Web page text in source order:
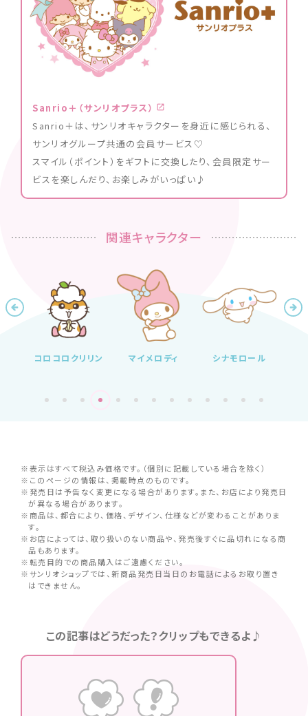
Sanrio＋（サンリオプラス）
Sanrio＋は、サンリオキャラクターを身近に感じられる、
サンリオグループ共通の会員サービス♡
スマイル（ポイント）をギフトに交換したり、会員限定サー
ビスを楽しんだり、お楽しみがいっぱい♪
関連キャラクター
コロコロクリリン マイメロディ シナモロール
※表示はすべて税込み価格です。（個別に記載している場合を除く）
※このページの情報は、掲載時点のものです。
※発売日は予告なく変更になる場合があります。また、お店により発売日
が異なる場合があります。
※商品は、都合により、価格、デザイン、仕様などが変わることがありま
す。
※お店によっては、取り扱いのない商品や、発売後すぐに品切れになる商
品もあります。
※転売目的での商品購入はご遠慮ください。
※サンリオショップでは、新商品発売日当日のお電話によるお取り置き
はできません。
この記事はどうだった？クリップもできるよ♪